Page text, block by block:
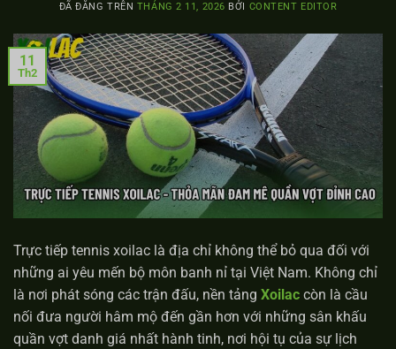
ĐÃ ĐĂNG TRÊN THÁNG 2 11, 2026 BỞI CONTENT EDITOR
11
Th2
Trực tiếp tennis xoilac là địa chỉ không thể bỏ qua đối với
những ai yêu mến bộ môn banh nỉ tại Việt Nam. Không chỉ
là nơi phát sóng các trận đấu, nền tảng Xoilac còn là cầu
nối đưa người hâm mộ đến gần hơn với những sân khấu
quần vợt danh giá nhất hành tinh, nơi hội tụ của sự lịch